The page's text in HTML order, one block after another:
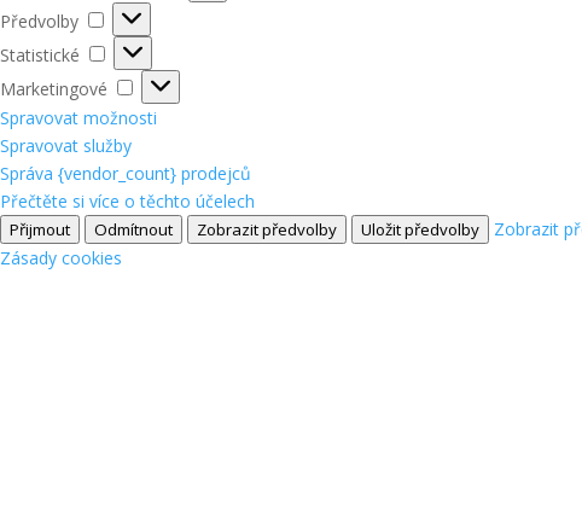
Předvolby
Předvolby
Statistické
Statistické
Marketingové
Marketingové
Spravovat možnosti
Spravovat služby
Správa {vendor_count} prodejců
Přečtěte si více o těchto účelech
Přijmout Odmítnout Zobrazit předvolby Uložit předvolby
Zobrazit
Zásady cookies